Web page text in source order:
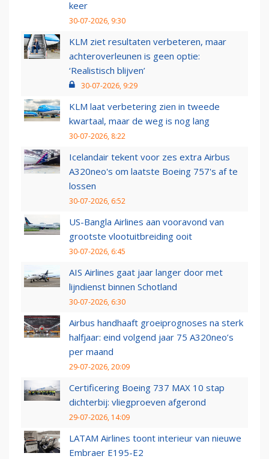
keer
30-07-2026, 9:30
KLM ziet resultaten verbeteren, maar
achteroverleunen is geen optie:
‘Realistisch blijven’
30-07-2026, 9:29
KLM laat verbetering zien in tweede
kwartaal, maar de weg is nog lang
30-07-2026, 8:22
Icelandair tekent voor zes extra Airbus
A320neo's om laatste Boeing 757's af te
lossen
30-07-2026, 6:52
US-Bangla Airlines aan vooravond van
grootste vlootuitbreiding ooit
30-07-2026, 6:45
AIS Airlines gaat jaar langer door met
lijndienst binnen Schotland
30-07-2026, 6:30
Airbus handhaaft groeiprognoses na sterk
halfjaar: eind volgend jaar 75 A320neo’s
per maand
29-07-2026, 20:09
Certificering Boeing 737 MAX 10 stap
dichterbij: vliegproeven afgerond
29-07-2026, 14:09
LATAM Airlines toont interieur van nieuwe
Embraer E195-E2